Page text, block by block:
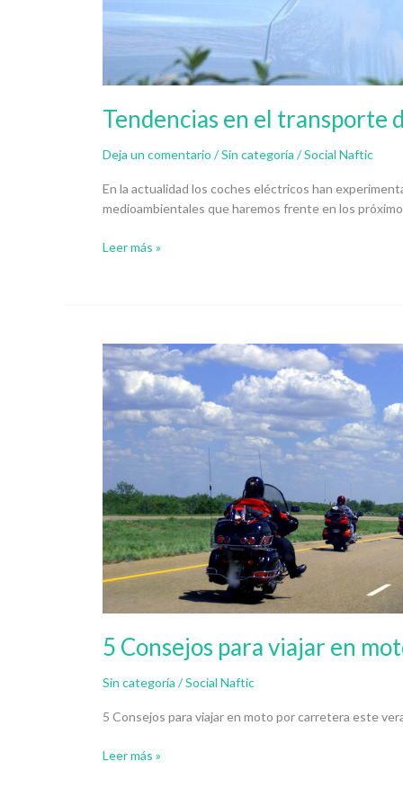
Tendencias en el transporte
Deja un comentario /Sin categoría /Social Naftic
En la actualidad los coches eléctricos han
medioambientales que haremos frente en los
Leer más »
5 Consejos para viajar en
Sin categoría /Social Naftic
5 Consejos para viajar en moto por carretera este
5
Consejos
para
viajar
en
moto
carretera
Leer más »